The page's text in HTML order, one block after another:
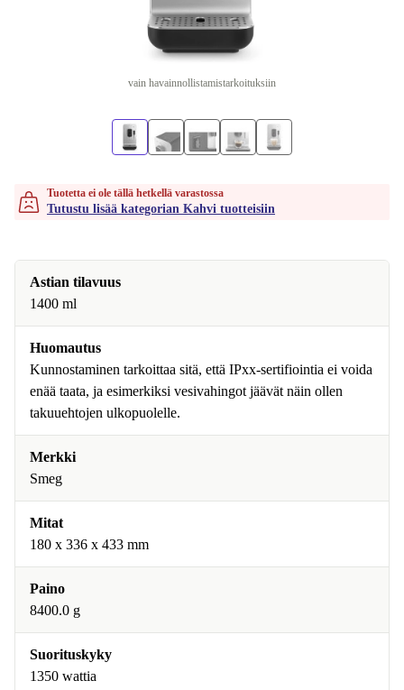
vain havainnollistamistarkoituksiin
Tuotetta ei ole tällä hetkellä varastossa
Tutustu lisää kategorian Kahvi tuotteisiin
Astian tilavuus
1400 ml
Huomautus
Kunnostaminen tarkoittaa sitä, että IPxx-sertifiointia ei voida
enää taata, ja esimerkiksi vesivahingot jäävät näin ollen
takuuehtojen ulkopuolelle.
Merkki
Smeg
Mitat
180 x 336 x 433 mm
Paino
8400.0 g
Suorituskyky
1350 wattia